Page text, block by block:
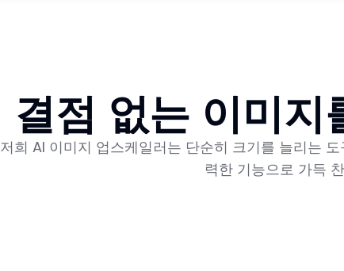
결점 없는 이미
저희 AI 이미지 업스케일러는 단순히 크기를 늘리는
력한 기능으로 가득